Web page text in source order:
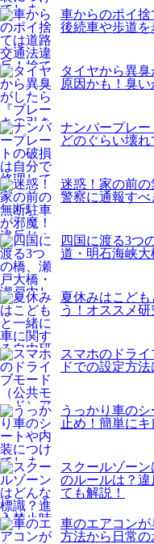
車からのポイ
後続車や歩道を
タイヤから異
原因かも！臭
ナンバープレ
どのぐらい壊
迷惑！家の前の
警察に通報すべ
四国に渡る3つ
道・明石海峡大
夏休みはこど
う！オススメ
スマホのドラ
ドでの設定方
うっかり車の
止め！簡単に
スクールゾー
のルールは？
ても解説！
車のエアコン
方法から日常